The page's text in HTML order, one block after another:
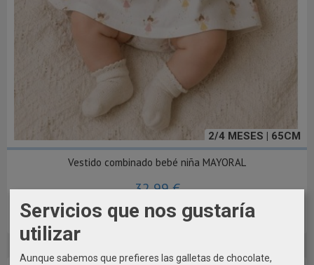
2/4 MESES | 65CM
Vestido combinado bebé niña MAYORAL
32,99 €
Añadir a Carrito
Servicios que nos gustaría
utilizar
Aunque sabemos que prefieres las galletas de chocolate,